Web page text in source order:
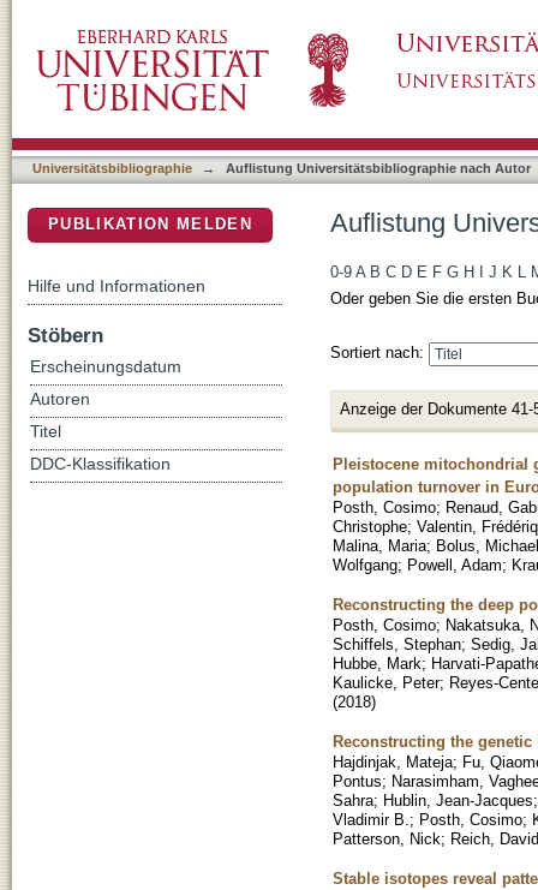
Universitätsbibliographie → Auflistung Universitätsbibliographie nach Autor
Auflistung
0-9 A B C D E F G H J K L
Oder geben Sie die ersten
Sortiert nach:
Anzeige der Dokumente 41-
Pleistocene mitochondrial
population turnover in
Posth, Cosimo; Renaud,
Christophe; Valentin,
Malina, Maria; Bolus, Michael
Wolfgang; Powell, Adam;
Reconstructing the deep
Posth, Cosimo; Nakatsuka,
Schiffels, Stephan; Sedig,
Hubbe, Mark; Harvati-
Kaulicke, Peter; Reyes-
(2018)
Reconstructing the
Hajdinjak, Mateja; Fu,
Pontus; Narasimham,
Sahra; Hublin, Jean-Jacques
Vladimir B. ; Posth, Cosimo;
Patterson, Nick; Reich, David
Stable isotopes reveal
PUBLIKATION MELDEN
Hilfe und Informationen
Stöbern
Erscheinungsdatum
Autoren
Titel
DDC-Klassifikation